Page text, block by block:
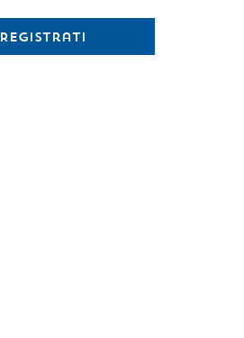
Registrati